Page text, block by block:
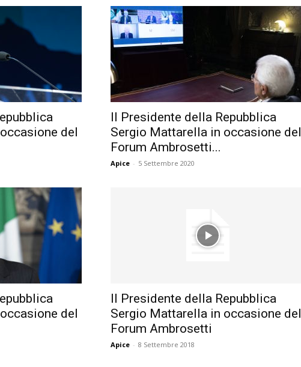
del
Il Presidente della Repubblica
Sergio Mattarella in occasione del
Forum Ambrosetti...
Apice - 5 Settembre 2020
del
Il Presidente della Repubblica
Sergio Mattarella in occasione del
Forum Ambrosetti
Apice - 8 Settembre 2018